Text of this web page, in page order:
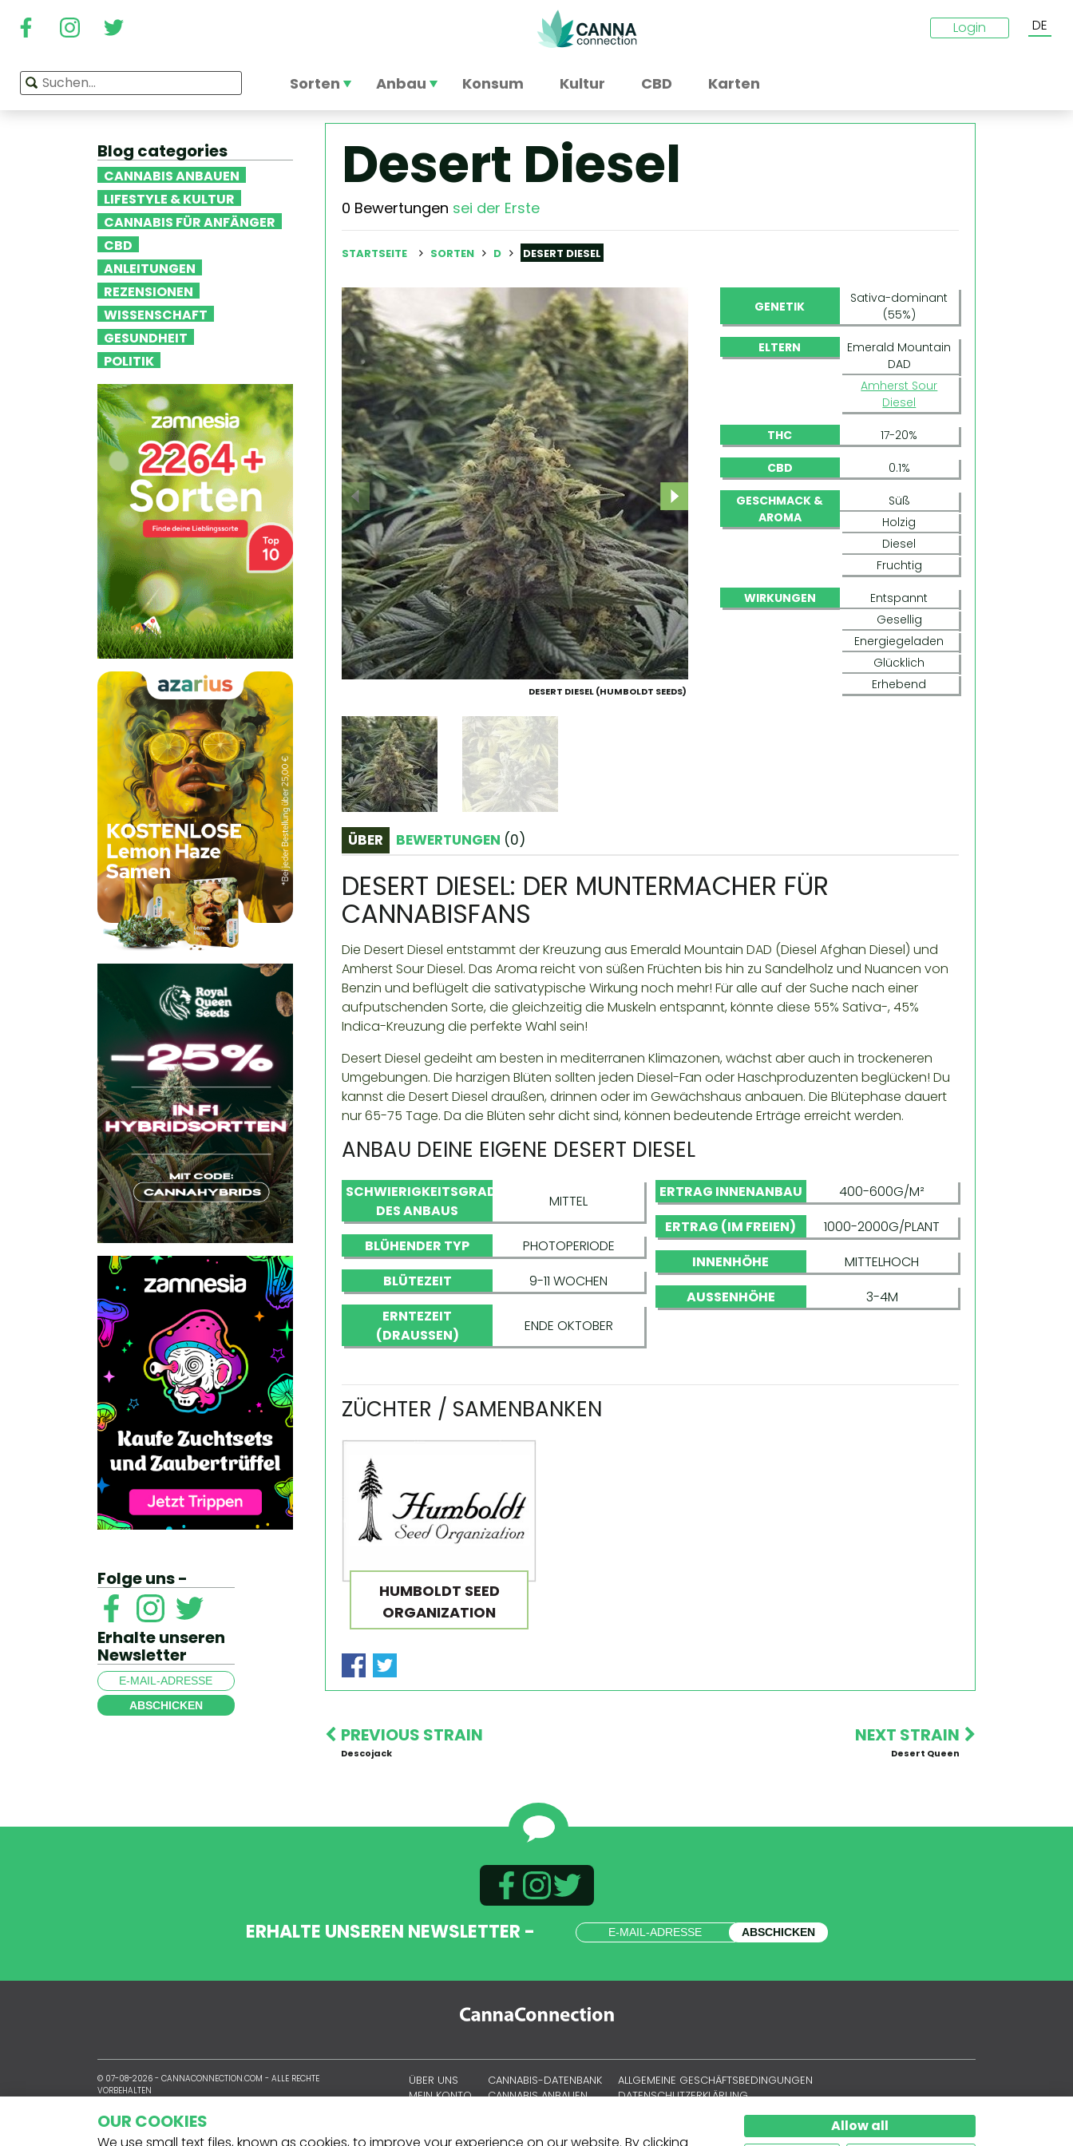
Login DE
Sorten Anbau Konsum Kultur CBD Karten
Blog categories
CANNABIS ANBAUEN
LIFESTYLE & KULTUR
CANNABIS FÜR ANFÄNGER
CBD
ANLEITUNGEN
REZENSIONEN
WISSENSCHAFT
GESUNDHEIT
POLITIK
Folge uns -
Erhalte unseren
Newsletter
ABSCHICKEN
Desert Diesel
0 Bewertungen sei der Erste
STARTSEITE SORTEN D DESERT DIESEL
DESERT DIESEL (HUMBOLDT SEEDS) DESERT DIESEL (HUMBOLDT SEEDS)
GENETIK
Sativa-dominant
(55%)
ELTERN
Emerald Mountain
DAD
Amherst Sour
Diesel
THC 17-20%
CBD 0.1%
GESCHMACK &
AROMA
Süß
Holzig
Diesel
Fruchtig
WIRKUNGEN
Entspannt
Gesellig
Energiegeladen
Glücklich
Erhebend
ÜBER BEWERTUNGEN (0)
DESERT DIESEL: DER MUNTERMACHER FÜR
CANNABISFANS
Die Desert Diesel entstammt der Kreuzung aus Emerald Mountain DAD (Diesel Afghan Diesel) und
Amherst Sour Diesel. Das Aroma reicht von süßen Früchten bis hin zu Sandelholz und Nuancen von
Benzin und beflügelt die sativatypische Wirkung noch mehr! Für alle auf der Suche nach einer
aufputschenden Sorte, die gleichzeitig die Muskeln entspannt, könnte diese 55% Sativa-, 45%
Indica-Kreuzung die perfekte Wahl sein!
Desert Diesel gedeiht am besten in mediterranen Klimazonen, wächst aber auch in trockeneren
Umgebungen. Die harzigen Blüten sollten jeden Diesel-Fan oder Haschproduzenten beglücken! Du
kannst die Desert Diesel draußen, drinnen oder im Gewächshaus anbauen. Die Blütephase dauert
nur 65-75 Tage. Da die Blüten sehr dicht sind, können bedeutende Erträge erreicht werden.
ANBAU DEINE EIGENE DESERT DIESEL
SCHWIERIGKEITSGRAD
DES ANBAUS
MITTEL
BLÜHENDER TYP
PHOTOPERIODE
BLÜTEZEIT
9-11 WOCHEN
ERNTEZEIT
(DRAUSSEN)
ENDE OKTOBER
ERTRAG INNENANBAU
400-600G/M²
ERTRAG (IM FREIEN)
1000-2000G/PLANT
INNENHÖHE
MITTELHOCH
AUSSENHÖHE
3-4M
ZÜCHTER / SAMENBANKEN
HUMBOLDT SEED
ORGANIZATION
PREVIOUS STRAIN
Descojack
NEXT STRAIN
Desert Queen
ERHALTE UNSEREN NEWSLETTER - ABSCHICKEN
© 07-08-2026 - CANNACONNECTION.COM - ALLE RECHTE
VORBEHALTEN
ÜBER UNS
MEIN KONTO
CANNABIS-DATENBANK
CANNABIS ANBAUEN
ALLGEMEINE GESCHÄFTSBEDINGUNGEN
DATENSCHUTZERKLÄRUNG
OUR COOKIES
Allow all